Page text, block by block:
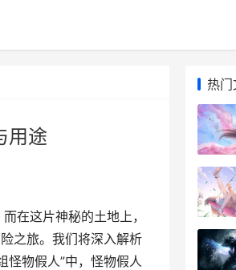
用途
在这片神秘的土地上，
之旅。我们将深入解析
怪物假人”中，怪物假人
热门